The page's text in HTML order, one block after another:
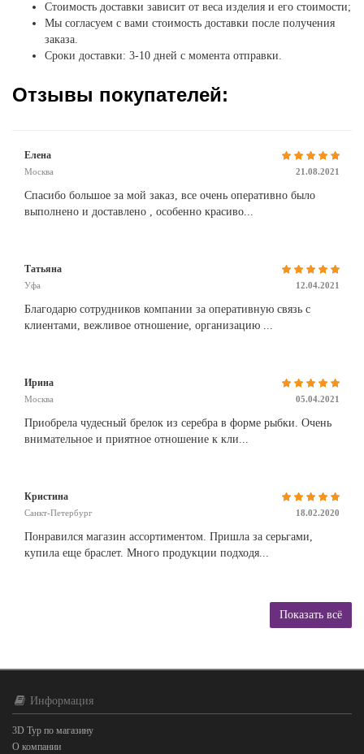
Стоимость доставки зависит от веса изделия и его стоимости;
Мы согласуем с вами стоимость доставки после получения
заказа.
Сроки доставки: 3-10 дней с момента отправки.
Отзывы покупателей:
Елена
Москва 21.08.2021
Спасибо большое за мой заказ, все очень оперативно было
выполнено и доставлено , особенно красиво...
Татьяна
Уфа 12.04.2021
Благодарю сотрудников компании за оперативную связь с
клиентами, вежливое отношение, организацию ...
Ирина
Москва 05.04.2021
Приобрела чудесный брелок из серебра в форме рыбки. Очень
внимательное и приятное отношение к кли...
Кристина
Санкт-Петербург 18.02.2020
Понравился магазин ассортиментом. Пришла за серьгами,
купила еще браслет. Много продукции подходя...
Показать всё
Информация
3D Тур по магазину
О компании